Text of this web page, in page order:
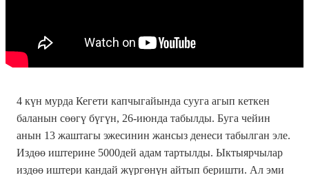
4 күн мурда Кегети капчыгайында сууга агып кеткен
баланын сөөгү бүгүн, 26-июнда табылды. Буга чейин
анын 13 жаштагы эжесинин жансыз денеси табылган эле.
Издөө иштерине 5000дей адам тартылды. Ыктыярчылар
издөө иштери кандай жүргөнүн айтып беришти. Ал эми